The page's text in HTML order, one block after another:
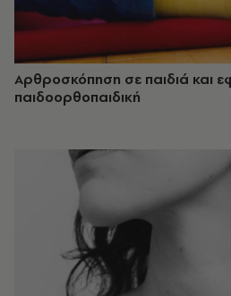
Αρθροσκόπηση σε παιδιά και
παιδοορθοπαιδική